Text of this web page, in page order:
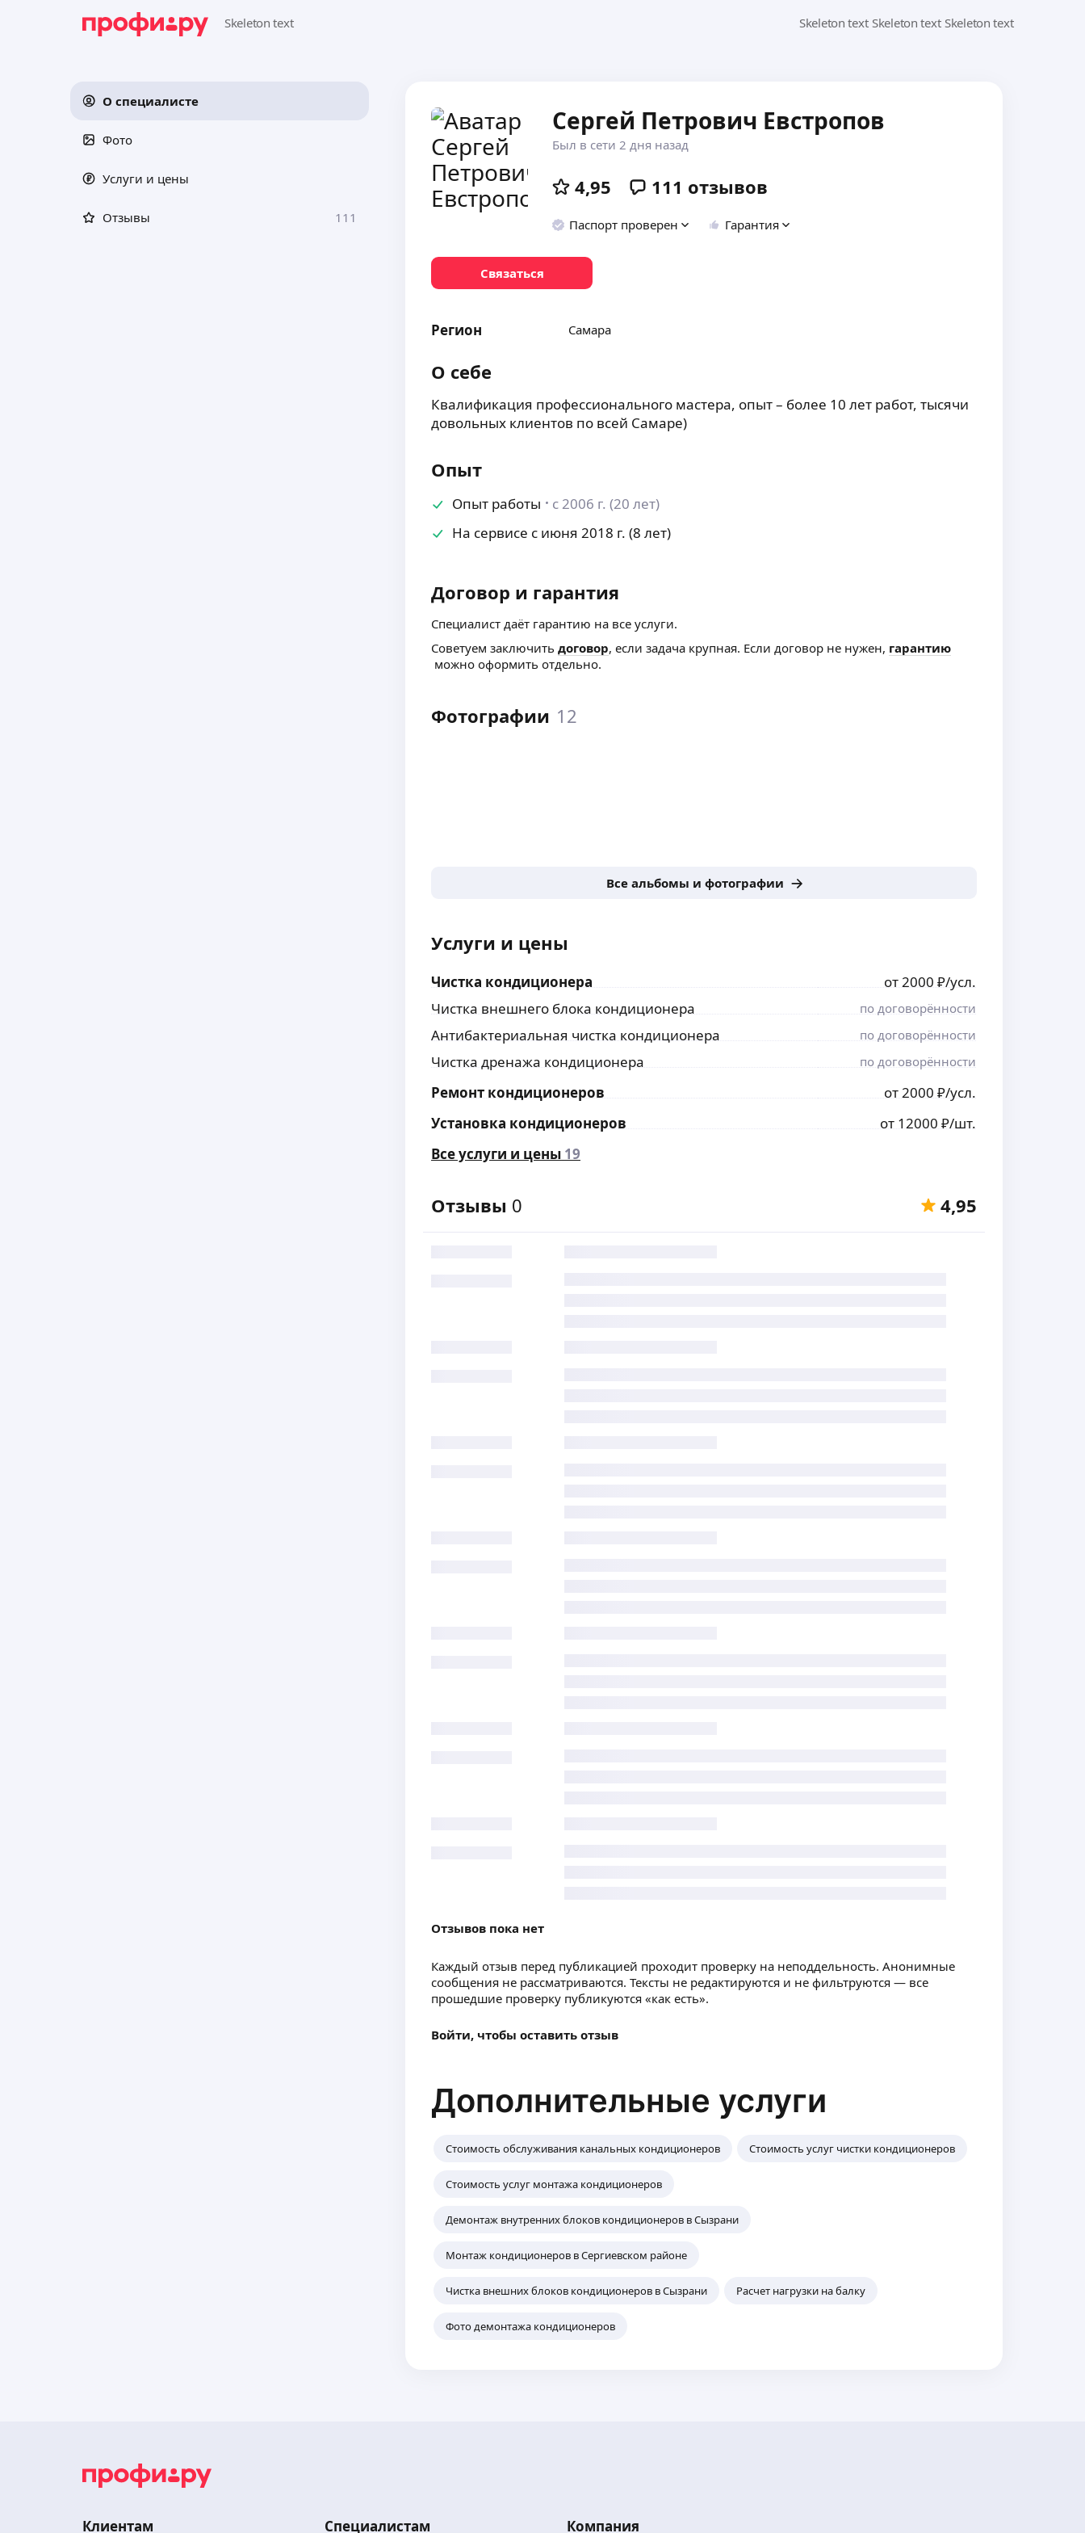
О специалисте
Фото
Услуги и цены
Отзывы 111
Сергей Петрович Евстропов
Был в сети 2 дня назад
4,95 111 отзывов
Паспорт проверен Гарантия
Связаться
Регион Самара
О себе
Квалификация профессионального мастера, опыт – более 10 лет работ, тысячи
довольных клиентов по всей Самаре)
Опыт
Опыт работы
с 2006 г. (20 лет)
На сервисе с июня 2018 г. (8 лет)
Договор и гарантия
Специалист даёт гарантию на все услуги.
Советуем заключитьдоговор, если задача крупная. Если договор не нужен, гарантию
можно оформить отдельно.
Фотографии 12
Все альбомы и фотографии
Услуги и цены
Чистка кондиционера от2000 ₽/усл.
Чистка внешнего блока кондиционера
по договорённости
Антибактериальная чистка кондиционера по договорённости
Чистка дренажа кондиционера по договорённости
Ремонт кондиционеров от2000 ₽/усл.
Установка кондиционеров
от 12000 ₽/шт.
Все услуги и цены 19
Отзывы 0 4,95
Отзывов пока нет
Каждый отзыв перед публикацией проходит проверку на неподдельность. Анонимные
сообщения не рассматриваются. Тексты не редактируются и не фильтруются — все
прошедшие проверку публикуются «как есть».
Войти, чтобы оставить отзыв
Дополнительные услуги
Стоимость обслуживания канальных кондиционеров Стоимость услуг чистки кондиционеров
Стоимость услуг монтажа кондиционеров
Демонтаж внутренних блоков кондиционеров в Сызрани
Монтаж кондиционеров в Сергиевском районе
Чистка внешних блоков кондиционеров в Сызрани Расчет нагрузки на балку
Фото демонтажа кондиционеров
Клиентам Специалистам Компания